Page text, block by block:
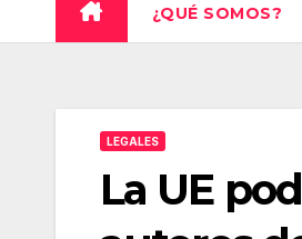
¿QUÉ SOMOS?
LEGALES
La UE